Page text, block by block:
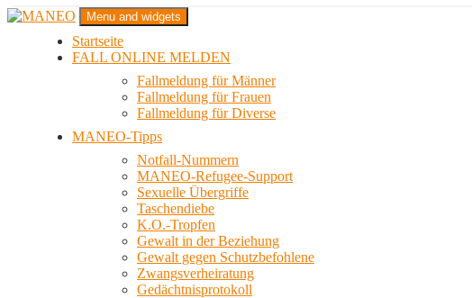
Zum
MANEO
Das schwule Anti-Gewalt-Projekt in Berlin
Menu and widgets
Startseite
FALL ONLINE MELDEN
Fallmeldung für Männer
Fallmeldung für Frauen
Fallmeldung für Diverse
MANEO-Tipps
Notfall-Nummern
MANEO-Refugee-Support
Sexuelle Übergriffe
Taschendiebe
K.O.-Tropfen
Gewalt in der Beziehung
Gewalt gegen Schutzbefohlene
Zwangsverheiratung
Gedächtnisprotokoll